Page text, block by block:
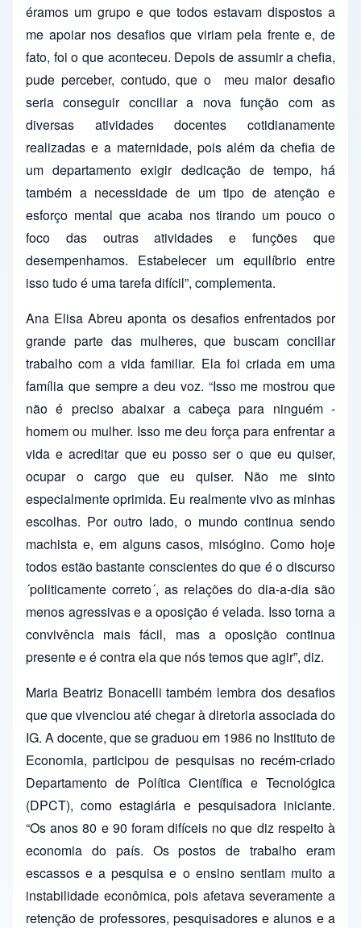
éramos um grupo e que todos estavam dispostos a
me apoiar nos desafios que viriam pela frente e, de
fato, foi o que aconteceu. Depois de assumir a chefia,
pude perceber, contudo, que o meu maior desafio
seria conseguir conciliar a nova função com as
diversas atividades docentes cotidianamente
realizadas e a maternidade, pois além da chefia de
um departamento exigir dedicação de tempo, há
também a necessidade de um tipo de atenção e
esforço mental que acaba nos tirando um pouco o
foco das outras atividades e funções que
desempenhamos. Estabelecer um equilíbrio entre
isso tudo é uma tarefa difícil”, complementa.
Ana Elisa Abreu aponta os desafios enfrentados por
grande parte das mulheres, que buscam conciliar
trabalho com a vida familiar. Ela foi criada em uma
família que sempre a deu voz. “Isso me mostrou que
não é preciso abaixar a cabeça para ninguém -
homem ou mulher. Isso me deu força para enfrentar a
vida e acreditar que eu posso ser o que eu quiser,
ocupar o cargo que eu quiser. Não me sinto
especialmente oprimida. Eu realmente vivo as minhas
escolhas. Por outro lado, o mundo continua sendo
machista e, em alguns casos, misógino. Como hoje
todos estão bastante conscientes do que é o discurso
´politicamente correto´, as relações do dia-a-dia são
menos agressivas e a oposição é velada. Isso torna a
convivência mais fácil, mas a oposição continua
presente e é contra ela que nós temos que agir”, diz.
Maria Beatriz Bonacelli também lembra dos desafios
que que vivenciou até chegar à diretoria associada do
IG. A docente, que se graduou em 1986 no Instituto de
Economia, participou de pesquisas no recém-criado
Departamento de Política Científica e Tecnológica
(DPCT), como estagiária e pesquisadora iniciante.
“Os anos 80 e 90 foram difíceis no que diz respeito à
economia do país. Os postos de trabalho eram
escassos e a pesquisa e o ensino sentiam muito a
instabilidade econômica, pois afetava severamente a
retenção de professores, pesquisadores e alunos e a